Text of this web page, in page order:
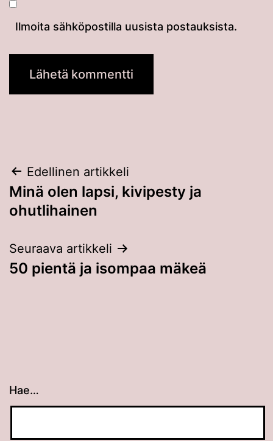
Ilmoita sähköpostilla uusista postauksista.
Artikkelien
selaus
Edellinen artikkeli
Minä olen lapsi, kivipesty ja
ohutlihainen
Seuraava artikkeli
50 pientä ja isompaa mäkeä
Hae…
Kun tuloksia tulee, voit selata niitä